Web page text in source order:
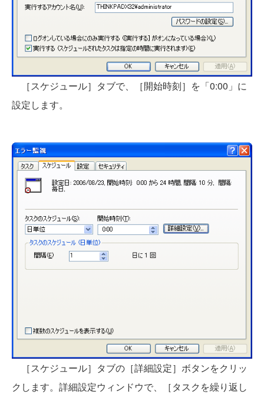
［スケジュール］タブで、［開始時刻］を「0:00」に
設定します。
［スケジュール］タブの［詳細設定］ボタンをクリッ
クします。詳細設定ウィンドウで、［タスクを繰り返し